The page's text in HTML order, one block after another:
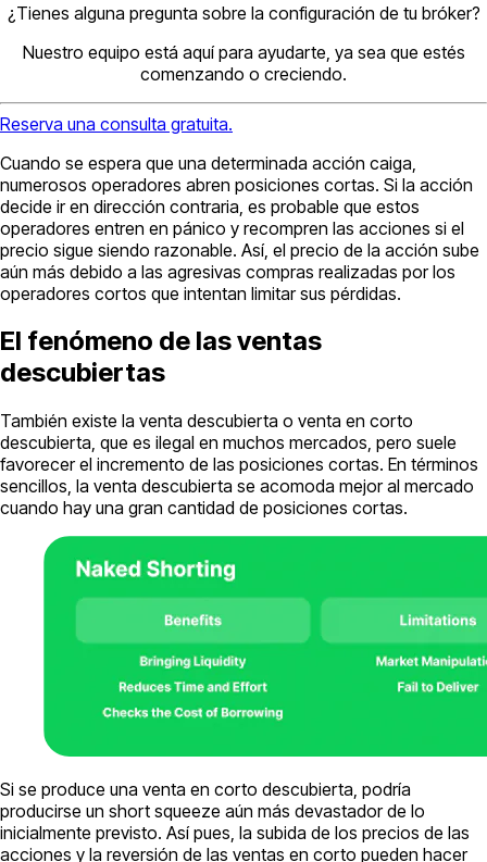
¿Tienes alguna pregunta sobre la configuración de tu bróker?
Nuestro equipo está aquí para ayudarte, ya sea que estés
comenzando o creciendo.
Reserva una consulta gratuita.
Cuando se espera que una determinada acción caiga,
numerosos operadores abren posiciones cortas. Si la acción
decide ir en dirección contraria, es probable que estos
operadores entren en pánico y recompren las acciones si el
precio sigue siendo razonable. Así, el precio de la acción sube
aún más debido a las agresivas compras realizadas por los
operadores cortos que intentan limitar sus pérdidas.
El fenómeno de las ventas
descubiertas
También existe la venta descubierta o venta en corto
descubierta, que es ilegal en muchos mercados, pero suele
favorecer el incremento de las posiciones cortas. En términos
sencillos, la venta descubierta se acomoda mejor al mercado
cuando hay una gran cantidad de posiciones cortas.
Si se produce una venta en corto descubierta, podría
producirse un short squeeze aún más devastador de lo
inicialmente previsto. Así pues, la subida de los precios de las
acciones y la reversión de las ventas en corto pueden hacer